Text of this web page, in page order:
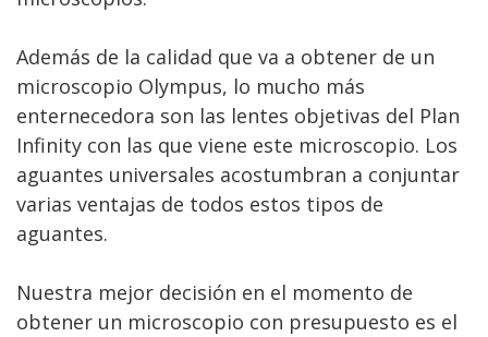
Además de la calidad que va a obtener de un
microscopio Olympus, lo mucho más
enternecedora son las lentes objetivas del Plan
Infinity con las que viene este microscopio. Los
aguantes universales acostumbran a conjuntar
varias ventajas de todos estos tipos de
aguantes.
Nuestra mejor decisión en el momento de
obtener un microscopio con presupuesto es el